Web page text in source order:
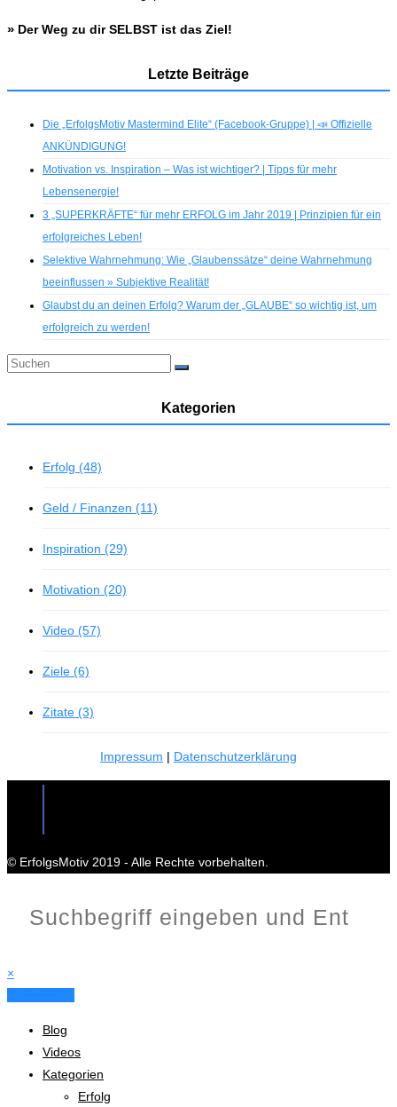
» Der Weg zu dir SELBST ist das Ziel!
Letzte Beiträge
Die „ErfolgsMotiv Mastermind Elite“ (Facebook-Gruppe) | 📣 Offizielle
ANKÜNDIGUNG!
Motivation vs. Inspiration – Was ist wichtiger? | Tipps für mehr
Lebensenergie!
3 „SUPERKRÄFTE“ für mehr ERFOLG im Jahr 2019 | Prinzipien für ein
erfolgreiches Leben!
Selektive Wahrnehmung: Wie „Glaubenssätze“ deine Wahrnehmung
beeinflussen » Subjektive Realität!
Glaubst du an deinen Erfolg? Warum der „GLAUBE“ so wichtig ist, um
erfolgreich zu werden!
Kategorien
Erfolg (48)
Geld / Finanzen (11)
Inspiration (29)
Motivation (20)
Video (57)
Ziele (6)
Zitate (3)
Impressum | Datenschutzerklärung
© ErfolgsMotiv 2019 - Alle Rechte vorbehalten.
×
Blog
Videos
Kategorien
Erfolg